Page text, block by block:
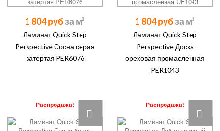
1 804 руб
Ламинат Quick Step
Perspective Сосна серая
затертая PER6076
1 804 руб
Ламинат Quick Step
Perspective Доска
ореховая промасленная
PER1043
Распродажа! Распродажа!